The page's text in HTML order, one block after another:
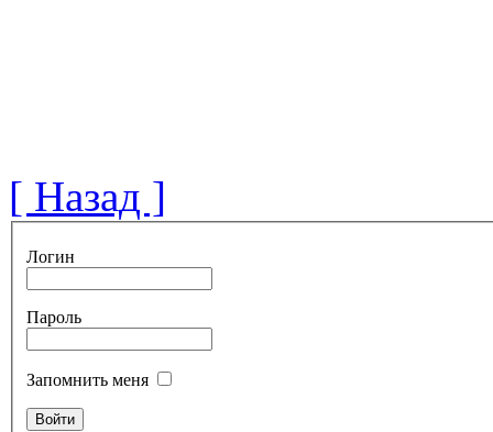
[ Назад ]
Логин
Пароль
Запомнить меня